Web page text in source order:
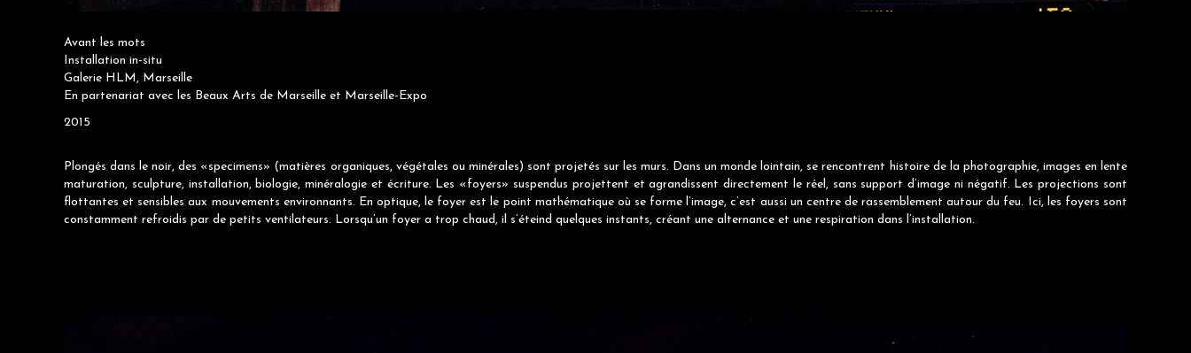
Plongés dans le noir, des «specimens» (matières organiques, végétales ou minérales) sont projetés sur les murs. Dans un monde lointain, se rencontrent histoire de la photographie, images en lente
maturation, sculpture, installation, biologie, minéralogie et écriture. Les «foyers» suspendus projettent et agrandissent directement le réel, sans support d’image ni négatif. Les projections sont
flottantes et sensibles aux mouvements environnants. En optique, le foyer est le point mathématique où se forme l’image, c’est aussi un centre de rassemblement autour du feu. Ici, les foyers sont
constamment refroidis par de petits ventilateurs. Lorsqu’un foyer a trop chaud, il s’éteind quelques instants, créant une alternance et une respiration dans l’installation.
Avant les mots
Installation in-situ
Galerie HLM, Marseille
En partenariat avec les Beaux Arts de Marseille et Marseille-Expo
2015